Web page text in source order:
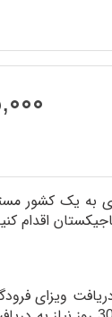
است که از سال 1991 با
اقدام
ویزای